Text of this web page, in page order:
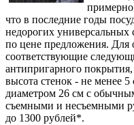
что в последние годы
недорогих
по цене предложения. Для
соответствующие
антипригарного
высота стенок - не менее
диаметром 26 см с
съемными и несъемными
до 1300 рублей*.